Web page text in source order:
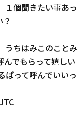
１個聞きたい事あっ
うちはみこのことみ
んでもらって嬉しい
ぱって呼んでいいっ